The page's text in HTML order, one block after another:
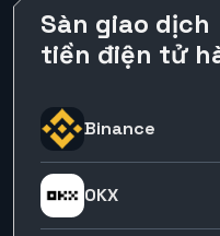
Sàn giao dịch
tiền điện tử
Binance
OKX